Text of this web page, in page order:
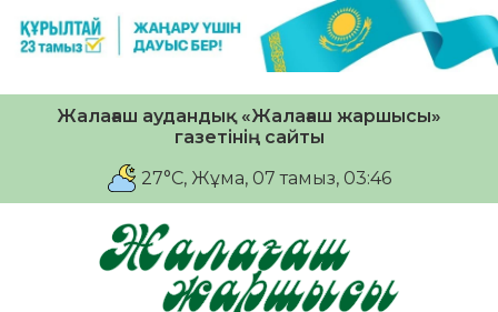
Жалағаш аудандық «Жалағаш жаршысы»
газетінің сайты
27°C, Жұма, 07 тамыз, 03:46